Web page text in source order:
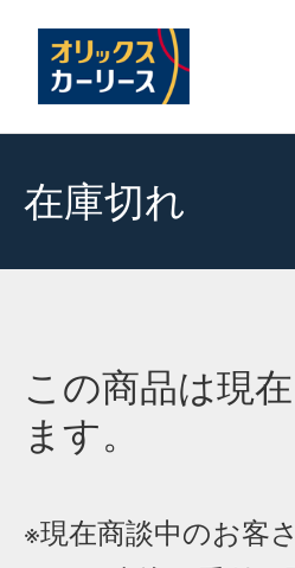
在庫切れ
この商品は現
ます。
※現在商談中のお客